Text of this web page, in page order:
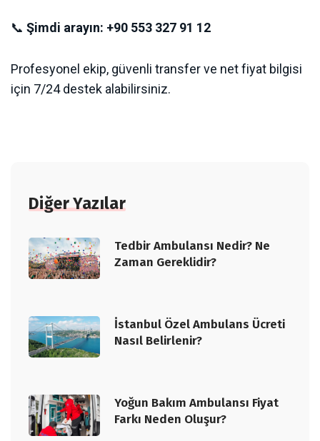
📞 Şimdi arayın: +90 553 327 91 12
Profesyonel ekip, güvenli transfer ve net fiyat bilgisi
için 7/24 destek alabilirsiniz.
Diğer Yazılar
Tedbir Ambulansı Nedir? Ne
Zaman Gereklidir?
İstanbul Özel Ambulans Ücreti
Nasıl Belirlenir?
Yoğun Bakım Ambulansı Fiyat
Farkı Neden Oluşur?